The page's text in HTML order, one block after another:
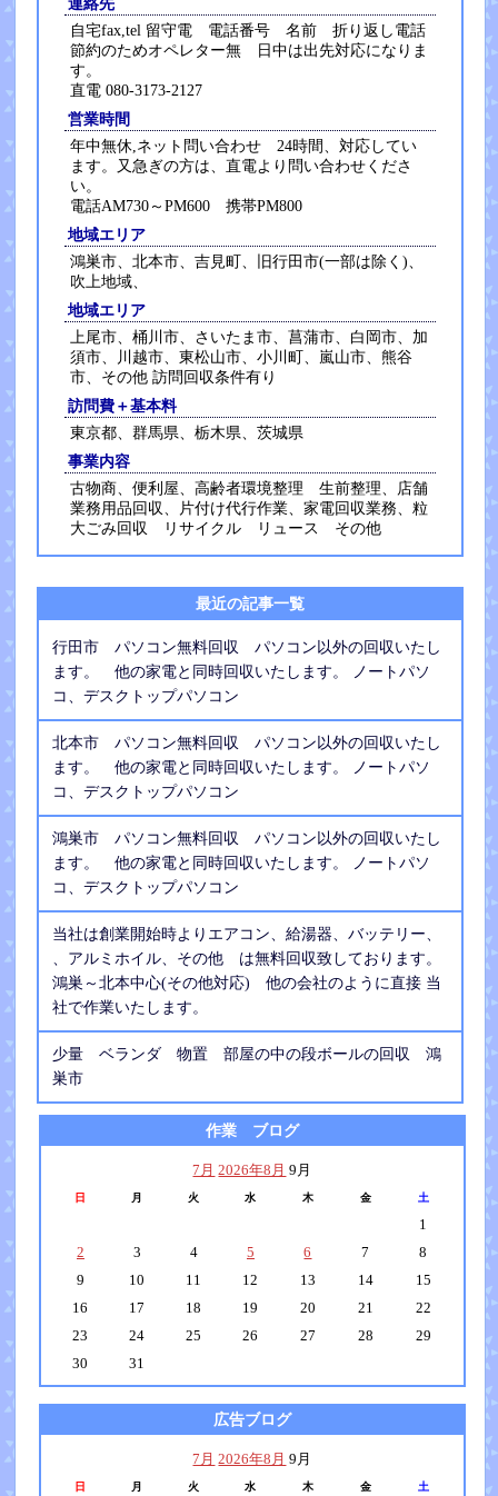
連絡先
自宅fax,tel 留守電 電話番号 名前 折り返し電話
節約のためオペレター無 日中は出先対応になりま
す。
直電 080-3173-2127
営業時間
年中無休,ネット問い合わせ 24時間、対応してい
ます。又急ぎの方は、直電より問い合わせくださ
い。
電話AM730～PM600 携帯PM800
地域エリア
鴻巣市、北本市、吉見町、旧行田市(一部は除く)、
吹上地域、
地域エリア
上尾市、桶川市、さいたま市、菖蒲市、白岡市、加
須市、川越市、東松山市、小川町、嵐山市、熊谷
市、その他 訪問回収条件有り
訪問費＋基本料
東京都、群馬県、栃木県、茨城県
事業内容
古物商、便利屋、高齢者環境整理 生前整理、店舗
業務用品回収、片付け代行作業、家電回収業務、粒
大ごみ回収 リサイクル リュース その他
最近の記事一覧
行田市 パソコン無料回収 パソコン以外の回収いたし
ます。 他の家電と同時回収いたします。 ノートパソ
コ、デスクトップパソコン
北本市 パソコン無料回収 パソコン以外の回収いたし
ます。 他の家電と同時回収いたします。 ノートパソ
コ、デスクトップパソコン
鴻巣市 パソコン無料回収 パソコン以外の回収いたし
ます。 他の家電と同時回収いたします。 ノートパソ
コ、デスクトップパソコン
当社は創業開始時よりエアコン、給湯器、バッテリー、
、アルミホイル、その他 は無料回収致しております。
鴻巣～北本中心(その他対応) 他の会社のように直接 当
社で作業いたします。
少量 ベランダ 物置 部屋の中の段ボールの回収 鴻
巣市
作業 ブログ
7月 2026年8月 9月
日 月 火 水 木 金 土
1
2
3 4 5 6 7
8
9
10 11 12 13 14
15
16
17 18 19 20 21
22
23
24 25 26 27 28
29
30
31
広告ブログ
7月 2026年8月 9月
日 月 火 水 木 金 土